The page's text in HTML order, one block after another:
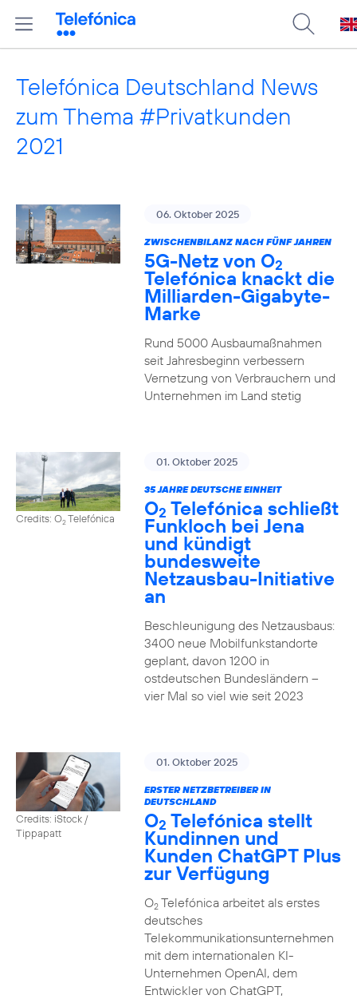
Telefónica Deutschland News
zum Thema #Privatkunden
2021
06. Oktober 2025
ZWISCHENBILANZ NACH FÜNF JAHREN
5G-Netz von O2
Telefónica knackt die
Milliarden-Gigabyte-
Marke
Rund 5000 Ausbaumaßnahmen
seit Jahresbeginn verbessern
Vernetzung von Verbrauchern und
Unternehmen im Land stetig
Credits: O2Telefónica
01. Oktober 2025
35 JAHRE DEUTSCHE EINHEIT
O2 Telefónica schließt
Funkloch bei Jena
und kündigt
bundesweite
Netzausbau-Initiative
an
Beschleunigung des Netzausbaus:
3400 neue Mobilfunkstandorte
geplant, davon 1200 in
ostdeutschen Bundesländern –
vier Mal so viel wie seit 2023
Credits: iStock /
Tippapatt
01. Oktober 2025
ERSTER NETZBETREIBER IN
DEUTSCHLAND
O2 Telefónica stellt
Kundinnen und
Kunden ChatGPT Plus
zur Verfügung
O2Telefónica arbeitet als erstes
deutsches
Telekommunikationsunternehmen
mit dem internationalen KI-
Unternehmen OpenAI, dem
Entwickler von ChatGPT,